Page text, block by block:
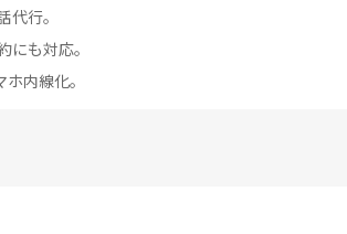
代行。
も対応。
内線化。